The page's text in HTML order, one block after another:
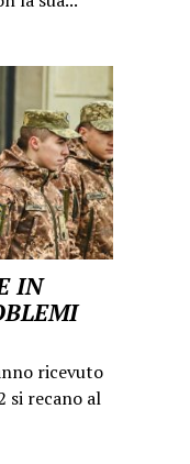
IN
ricevuto
si recano al